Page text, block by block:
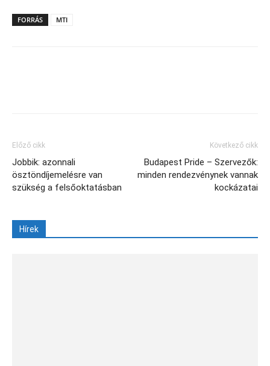
FORRÁS MTI
Előző cikk
Jobbik: azonnali
ösztöndíjemelésre van
szükség a felsőoktatásban
Következő cikk
Budapest Pride – Szervezők:
minden rendezvénynek vannak
kockázatai
Hírek